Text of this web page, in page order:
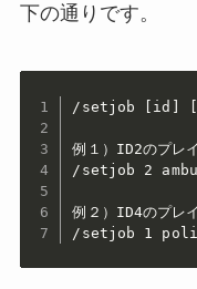
下の通りです。
/setjob [id]
例１）ID2のプレ
/setjob 2
例２）ID4のプレ
/setjob 1